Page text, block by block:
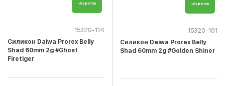
+8 цветов
15320-114
Cиликон Daiwa Prorex Belly
Shad 60mm 2g #Ghost
Firetiger
+8 цветов
15320-101
Cиликон Daiwa Prorex Belly
Shad 60mm 2g #Golden Shiner